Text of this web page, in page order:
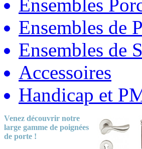
Ensembles
Ensembles de
Ensembles de
Accessoires
Handicap et
Venez découvrir notre
large gamme de poignées
de porte !